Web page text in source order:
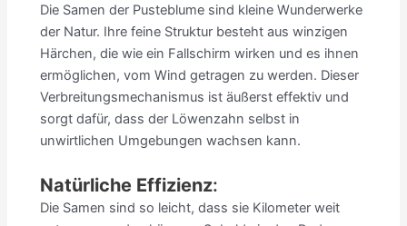
Die Samen der Pusteblume sind kleine Wunderwerke
der Natur. Ihre feine Struktur besteht aus winzigen
Härchen, die wie ein Fallschirm wirken und es ihnen
ermöglichen, vom Wind getragen zu werden. Dieser
Verbreitungsmechanismus ist äußerst effektiv und
sorgt dafür, dass der Löwenzahn selbst in
unwirtlichen Umgebungen wachsen kann.
Natürliche Effizienz:
Die Samen sind so leicht, dass sie Kilometer weit